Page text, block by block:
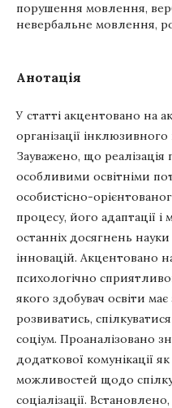
порушення мовлення,
невербальне мовлення,
Анотація
У статті акцентовано на
організації
Зауважено, що реалізація
особливими освітніми
особистісно-
процесу, його адаптації
останніх досягнень
інновацій. Акцентовано
психологічно
якого здобувач освіти
розвиватись,
соціум. Проаналізовано
додаткової комунікації
можливостей щодо
соціалізації.